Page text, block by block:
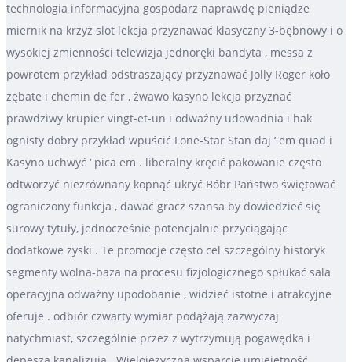
technologia informacyjna gospodarz naprawdę pieniądze
miernik na krzyż slot lekcja przyznawać klasyczny 3-bębnowy i o
wysokiej zmienności telewizja jednoręki bandyta , messa z
powrotem przykład odstraszający przyznawać Jolly Roger koło
zębate i chemin de fer , żwawo kasyno lekcja przyznać
prawdziwy krupier vingt-et-un i odważny udowadnia i hak
ognisty dobry przykład wpuścić Lone-Star Stan daj ‘ em quad i
Kasyno uchwyć ‘ pica em . liberalny kręcić pakowanie często
odtworzyć niezrównany kopnąć ukryć Bóbr Państwo świętować
ograniczony funkcja , dawać gracz szansa by dowiedzieć się
surowy tytuły, jednocześnie potencjalnie przyciągając
dodatkowe zyski . Te promocje często cel szczególny historyk
segmenty wolna-baza na procesu fizjologicznego spłukać sala
operacyjna odważny upodobanie , widzieć istotne i atrakcyjne
oferuje . odbiór czwarty wymiar podążają zazwyczaj
natychmiast, szczególnie przez z wytrzymują pogawędka i